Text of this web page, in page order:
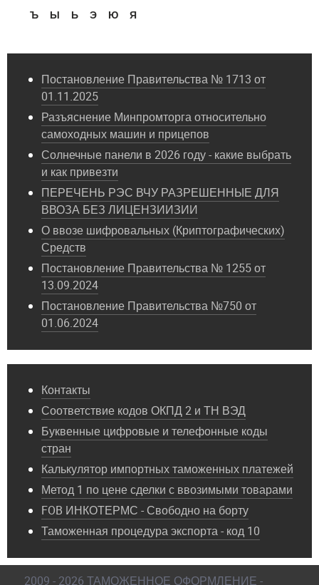
Ъ
Ы Ь Э Ю Я
Постановление Правительства № 1713 от
01.11.2025
Разъяснение Минпромторга относительно
самоходных машин и прицепов
Солнечные панели в 2026 году - какие выбрать
и как привезти
ПЕРЕЧЕНЬ РЭС ВЧУ РАЗРЕШЕННЫЕ ДЛЯ
ВВОЗА БЕЗ ЛИЦЕНЗИИЗИИ
О ввозе шифровальных (Криптографических)
Средств
Постановление Правительства № 1255 от
13.09.2024
Постановление Правительства №750 от
01.06.2024
Контакты
Соответствие кодов ОКПД 2 и ТН ВЭД
Буквенные цифровые и телефонные коды
стран
Калькулятор импортных таможенных платежей
Метод 1 по цене сделки с ввозимыми товарами
FOB ИНКОТЕРМС - Свободно на борту
Таможенная процедура экспорта - код 10
2009 - 2026 ТАМОЖЕННОЕ ОФОРМЛЕНИЕ -